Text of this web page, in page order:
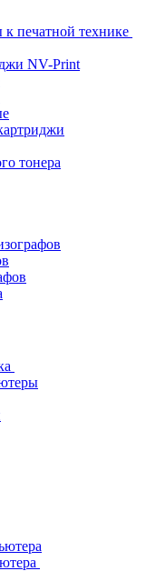
печатной технике
NV-Print
тонера